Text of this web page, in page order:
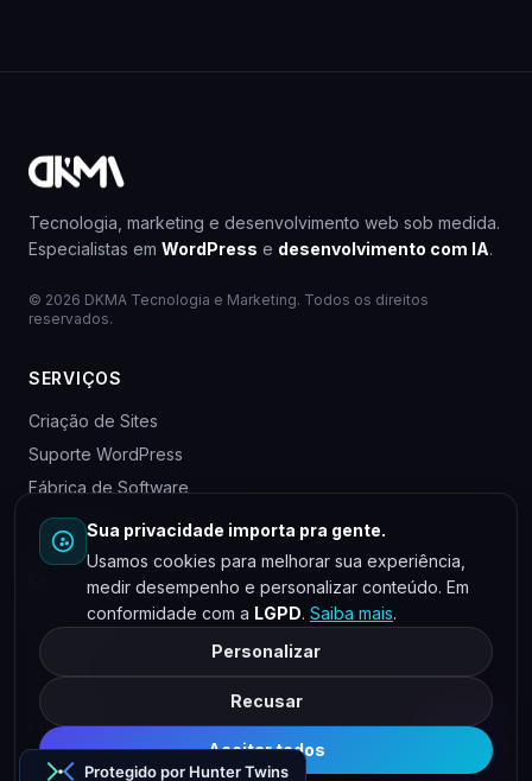
Tecnologia, marketing e desenvolvimento web sob medida.
Especialistas em WordPress e desenvolvimento com IA.
© 2026 DKMA Tecnologia e Marketing. Todos os direitos
reservados.
SERVIÇOS
Criação de Sites
Suporte WordPress
Fábrica de Software
Para Agências
EMPRESA
Quem somos
Blog
Contato
Privacidade
Protegido por Hunter Twins
Sua privacidade importa pra gente.
Usamos cookies para melhorar sua experiência,
medir desempenho e personalizar conteúdo. Em
conformidade com a LGPD. Saiba mais.
Personalizar
Recusar
Aceitar todos